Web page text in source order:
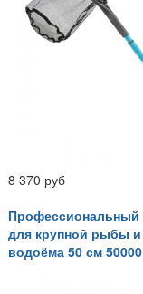
8 370 руб
Профессиональный
для крупной рыбы и
водоёма 50 см 50000